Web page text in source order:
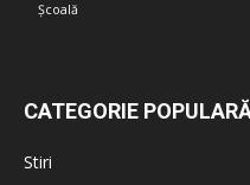
Școală
CATEGORIE
Stiri